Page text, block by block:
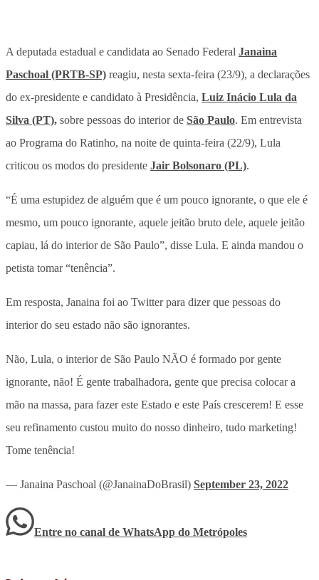
A deputada estadual e candidata ao Senado Federal Janaina
Paschoal (PRTB-SP) reagiu, nesta sexta-feira (23/9), a declarações
do ex-presidente e candidato à Presidência, Luiz Inácio Lula da
Silva (PT), sobre pessoas do interior de São Paulo. Em entrevista
ao Programa do Ratinho, na noite de quinta-feira (22/9), Lula
criticou os modos do presidente Jair Bolsonaro (PL).
“É uma estupidez de alguém que é um pouco ignorante, o que ele é
mesmo, um pouco ignorante, aquele jeitão bruto dele, aquele jeitão
capiau, lá do interior de São Paulo”, disse Lula. E ainda mandou o
petista tomar “tenência”.
Em resposta, Janaina foi ao Twitter para dizer que pessoas do
interior do seu estado não são ignorantes.
Não, Lula, o interior de São Paulo NÃO é formado por gente
ignorante, não! É gente trabalhadora, gente que precisa colocar a
mão na massa, para fazer este Estado e este País crescerem! E esse
seu refinamento custou muito do nosso dinheiro, tudo marketing!
Tome tenência!
— Janaina Paschoal (@JanainaDoBrasil) September 23, 2022
Entre no canal de WhatsApp do Metrópoles